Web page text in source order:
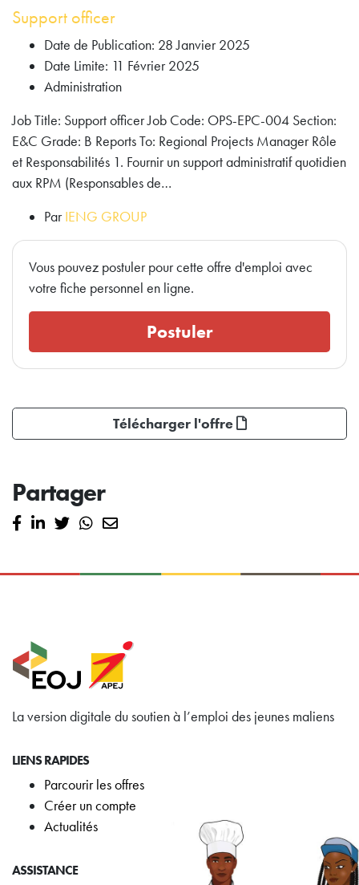
Support officer
Date de Publication: 28 Janvier 2025
Date Limite: 11 Février 2025
Administration
Job Title: Support officer Job Code: OPS-EPC-004 Section:
E&C Grade: B Reports To: Regional Projects Manager Rôle
et Responsabilités 1. Fournir un support administratif quotidien
aux RPM (Responsables de…
ParIENG GROUP
Vous pouvez postuler pour cette offre d'emploi avec
votre fiche personnel en ligne.
Postuler
Télécharger l'offre
Partager
La version digitale du soutien à l’emploi des jeunes maliens
LIENS RAPIDES
Parcourir les offres
Créer un compte
Actualités
ASSISTANCE